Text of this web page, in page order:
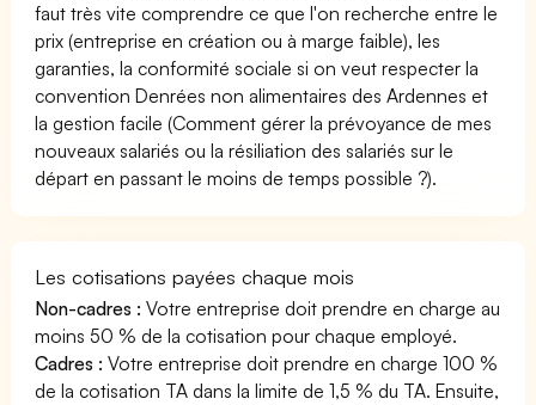
faut très vite comprendre ce que l'on recherche entre le
prix (entreprise en création ou à marge faible), les
garanties, la conformité sociale si on veut respecter la
convention Denrées non alimentaires des Ardennes et
la gestion facile (Comment gérer la prévoyance de mes
nouveaux salariés ou la résiliation des salariés sur le
départ en passant le moins de temps possible ?).
Les cotisations payées chaque mois
Non-cadres : Votre entreprise doit prendre en charge au
moins 50 % de la cotisation pour chaque employé.
Cadres : Votre entreprise doit prendre en charge 100 %
de la cotisation TA dans la limite de 1,5 % du TA. Ensuite,